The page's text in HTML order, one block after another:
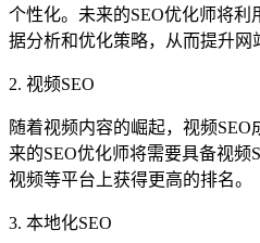
个性化。未来的SEO优化师将
据分析和优化策略，从而提升网
2. 视频SEO
随着视频内容的崛起，视频
来的SEO优化师将需要具备视频
视频等平台上获得更高的排名。
3. 本地化SEO